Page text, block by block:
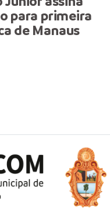
para primeira
de Manaus